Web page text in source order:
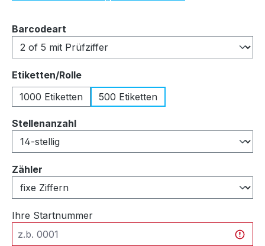
Barcodeart
Etiketten/Rolleauswählen
1000 Etiketten
500 Etiketten
Stellenanzahlauswählen
Zähler
Ihre Startnummer